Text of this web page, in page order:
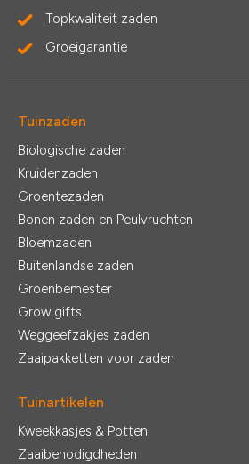
Topkwaliteit zaden
Groeigarantie
Tuinzaden
Biologische zaden
Kruidenzaden
Groentezaden
Bonen zaden en Peulvruchten
Bloemzaden
Buitenlandse zaden
Groenbemester
Grow gifts
Weggeefzakjes zaden
Zaaipakketten voor zaden
Tuinartikelen
Kweekkasjes & Potten
Zaaibenodigdheden